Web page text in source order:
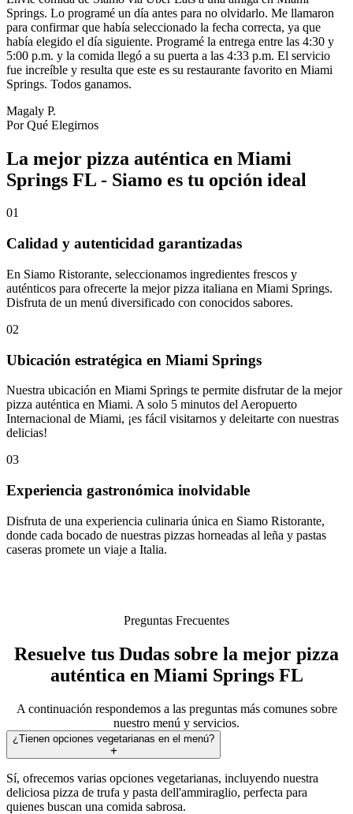
Springs. Lo programé un día antes para no olvidarlo. Me llamaron
para confirmar que había seleccionado la fecha correcta, ya que
había elegido el día siguiente. Programé la entrega entre las 4:30 y
5:00 p.m. y la comida llegó a su puerta a las 4:33 p.m. El servicio
fue increíble y resulta que este es su restaurante favorito en Miami
Springs. Todos ganamos.
Magaly P.
Por Qué Elegirnos
La mejor pizza auténtica en Miami
Springs FL - Siamo es tu opción ideal
01
Calidad y autenticidad garantizadas
En Siamo Ristorante, seleccionamos ingredientes frescos y
auténticos para ofrecerte la mejor pizza italiana en Miami Springs.
Disfruta de un menú diversificado con conocidos sabores.
02
Ubicación estratégica en Miami Springs
Nuestra ubicación en Miami Springs te permite disfrutar de la mejor
pizza auténtica en Miami. A solo 5 minutos del Aeropuerto
Internacional de Miami, ¡es fácil visitarnos y deleitarte con nuestras
delicias!
03
Experiencia gastronómica inolvidable
Disfruta de una experiencia culinaria única en Siamo Ristorante,
donde cada bocado de nuestras pizzas horneadas al leña y pastas
caseras promete un viaje a Italia.
Preguntas Frecuentes
Resuelve tus Dudas sobre la mejor pizza
auténtica en Miami Springs FL
A continuación respondemos a las preguntas más comunes sobre
nuestro menú y servicios.
¿Tienen opciones vegetarianas en el menú?
Sí, ofrecemos varias opciones vegetarianas, incluyendo nuestra
deliciosa pizza de trufa y pasta dell'ammiraglio, perfecta para
quienes buscan una comida sabrosa.